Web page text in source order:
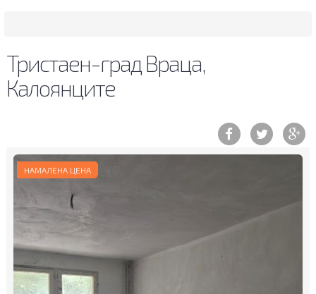
Тристаен-град Враца,
Калоянците
НАМАЛЕНА ЦЕНА
Previous